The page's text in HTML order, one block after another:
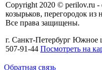
Copyright 2020 © perilov.ru -
козырьков, перегородок
Все права защищены.
г. Санкт-Петербург Южное
507-91-44 Посмотреть на
Обратная связь